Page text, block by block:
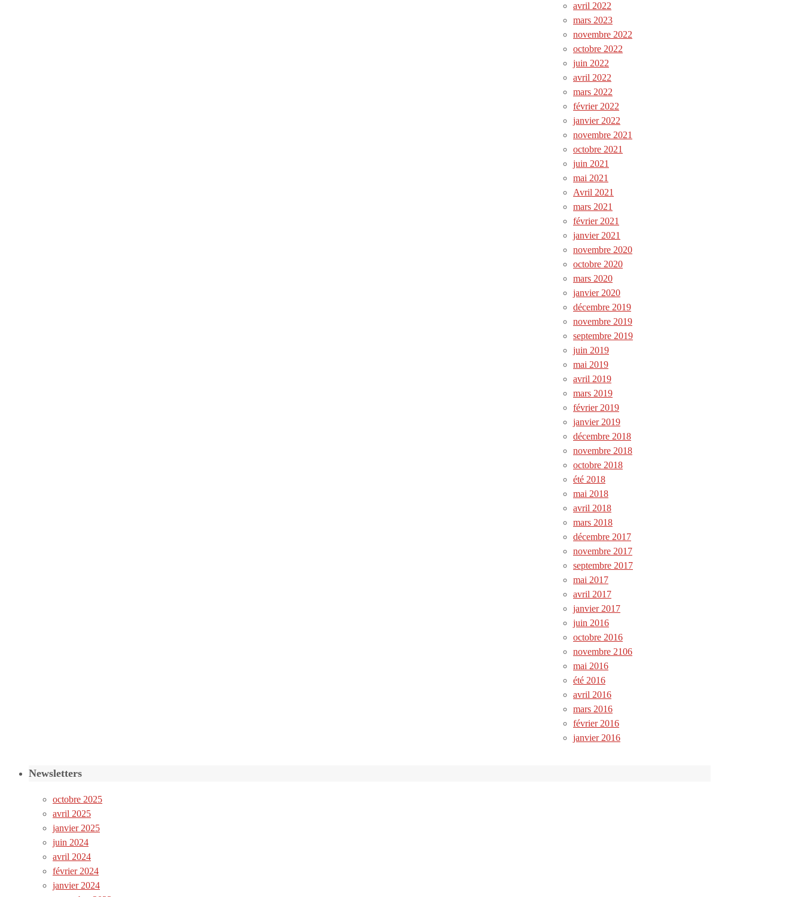
avril 2022
mars 2023
novembre 2022
octobre 2022
juin 2022
avril 2022
mars 2022
février 2022
janvier 2022
novembre 2021
octobre 2021
juin 2021
mai 2021
Avril 2021
mars 2021
février 2021
janvier 2021
novembre 2020
octobre 2020
mars 2020
janvier 2020
décembre 2019
novembre 2019
septembre 2019
juin 2019
mai 2019
avril 2019
mars 2019
février 2019
janvier 2019
décembre 2018
novembre 2018
octobre 2018
été 2018
mai 2018
avril 2018
mars 2018
décembre 2017
novembre 2017
septembre 2017
mai 2017
avril 2017
janvier 2017
juin 2016
octobre 2016
novembre 2106
mai 2016
été 2016
avril 2016
mars 2016
février 2016
janvier 2016
Newsletters
octobre 2025
avril 2025
janvier 2025
juin 2024
avril 2024
février 2024
janvier 2024